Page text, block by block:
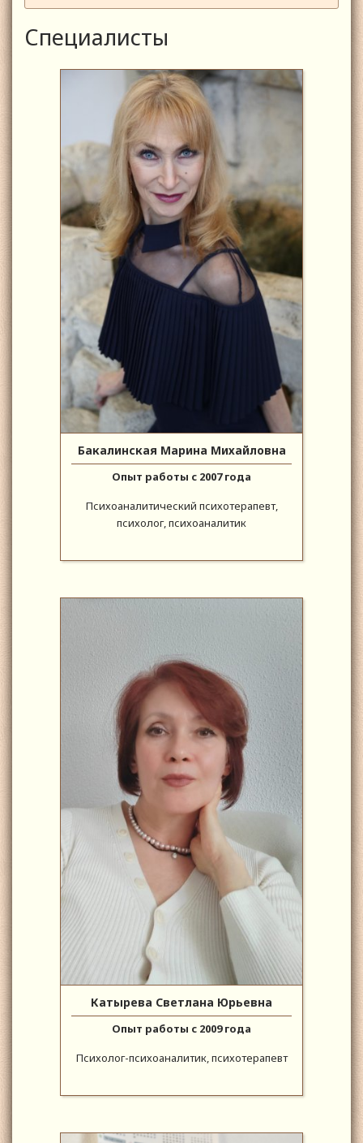
Специалисты
Бакалинская Марина Михайловна
Опыт работы с 2007 года
Психоаналитический психотерапевт,
психолог, психоаналитик
Катырева Светлана Юрьевна
Опыт работы с 2009 года
Психолог-психоаналитик, психотерапевт